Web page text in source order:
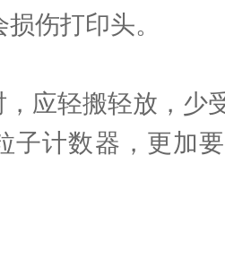
伤打印头。
应轻搬轻放，少
子计数器，更加